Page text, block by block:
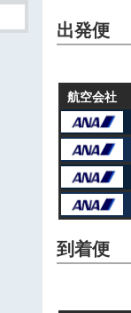
出発便
航空会社
到着便